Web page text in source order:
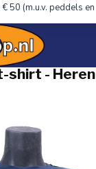
€ 50 (m.u.v. peddels en
shirt - Heren
shirt - Heren